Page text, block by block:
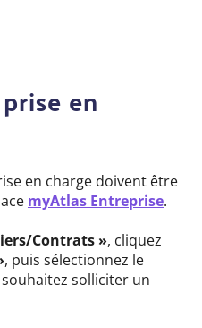
en
en charge doivent être
myAtlas Entreprise.
Contrats », cliquez
, puis sélectionnez le
solliciter un